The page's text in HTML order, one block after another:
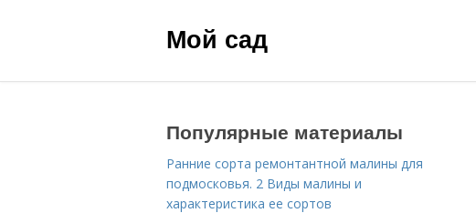
Мой сад
Популярные материалы
Ранние сорта ремонтантной малины для
подмосковья. 2 Виды малины и
характеристика ее сортов